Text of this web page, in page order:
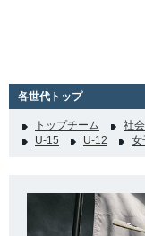
各世代トップ
トップチーム 社
U-15
U-12 女